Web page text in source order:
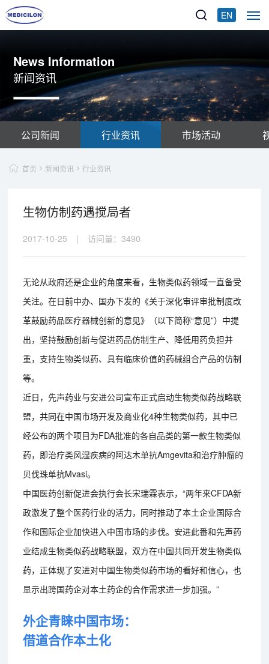
EN
News Information
新闻资讯
公司新闻 行业资讯 市场活动
首页 新闻资讯 行业资讯
生物仿制药遇搅局者
2017-10-25 | 访问量：3490
无论从政府还是企业的角度来看，生物类似药领域一直备受
关注。在日前中办、国办下发的《关于深化审评审批制度改
革鼓励药品医疗器械创新的意见》（以下简称“意见”）中提
出，坚持鼓励创新与促进药品仿制生产、降低用药负担并
重，支持生物类似药、具有临床价值的药械组合产品的仿制
等。
近日，先声药业与安进公司宣布正式启动生物类似药战略联
盟，共同在中国市场开发及商业化4种生物类似药，其中已
经公布的两个项目为FDA批准的各自品类的第一款生物类似
药，即治疗类风湿疾病的阿达木单抗Amgevita和治疗肿瘤的
贝伐珠单抗Mvasi。
中国医药创新促进会执行会长宋瑞霖表示，“两年来CFDA新
政激发了整个医药行业的活力，同时推动了本土企业国际合
作和国际企业加快进入中国市场的步伐。安进此番和先声药
业结成生物类似药战略联盟，双方在中国共同开发生物类似
药，正体现了安进对中国生物类似药市场的看好和信心，也
显示出跨国药企对本土药企的合作需求进一步加强。”
外企青睐中国市场：
借道合作本土化